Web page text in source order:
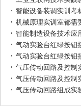
智能设备装调实训考
机械原理实训室都需
智能制造设备技术应
气动实验台红绿按钮
气动实验台红绿按钮
气压传动回路及控制
气压传动回路及控制
气压传动回路组成实